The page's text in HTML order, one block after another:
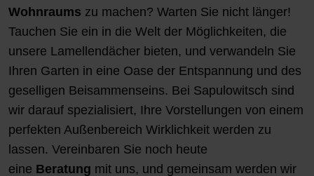
Wohnraums zu machen? Warten Sie nicht länger!
Tauchen Sie ein in die Welt der Möglichkeiten, die
unsere Lamellendächer bieten, und verwandeln Sie
Ihren Garten in eine Oase der Entspannung und des
geselligen Beisammenseins. Bei Sapulowitsch sind
wir darauf spezialisiert, Ihre Vorstellungen von einem
perfekten Außenbereich Wirklichkeit werden zu
lassen. Vereinbaren Sie noch heute
eine Beratung mit uns, und gemeinsam werden wir